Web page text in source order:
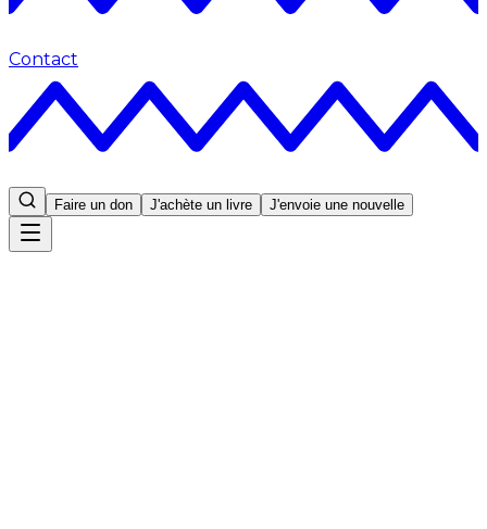
Contact
Faire un don J'achète un livre J'envoie une nouvelle